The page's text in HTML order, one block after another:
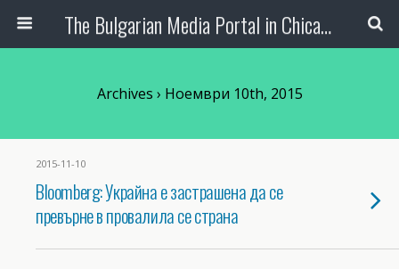
The Bulgarian Media Portal in Chicago
Archives › Ноември 10th, 2015
2015-11-10
Bloomberg: Украйна е застрашена да се
превърне в провалила се страна